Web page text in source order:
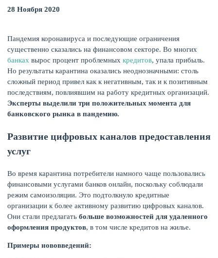
КАРТЫ
ЗАЙМЫ
28 Ноября 2020
Пандемия коронавируса и последующие ограничения
существенно сказались на финансовом секторе. Во многих
банках вырос процент проблемных кредитов, упала прибыль.
Но результаты карантина оказались неоднозначными: столь
сложный период привел как к негативным, так и к позитивным
последствиям, повлиявшим на работу кредитных организаций.
Эксперты выделили три положительных момента для
банковского рынка в пандемию.
Развитие цифровых каналов предоставления
услуг
Во время карантина потребители намного чаще пользовались
финансовыми услугами банков онлайн, поскольку соблюдали
режим самоизоляции. Это подтолкнуло кредитные
организации к более активному развитию цифровых каналов.
Они стали предлагать больше возможностей для удаленного
оформления продуктов, в том числе кредитов на жилье.
Примеры нововведений: